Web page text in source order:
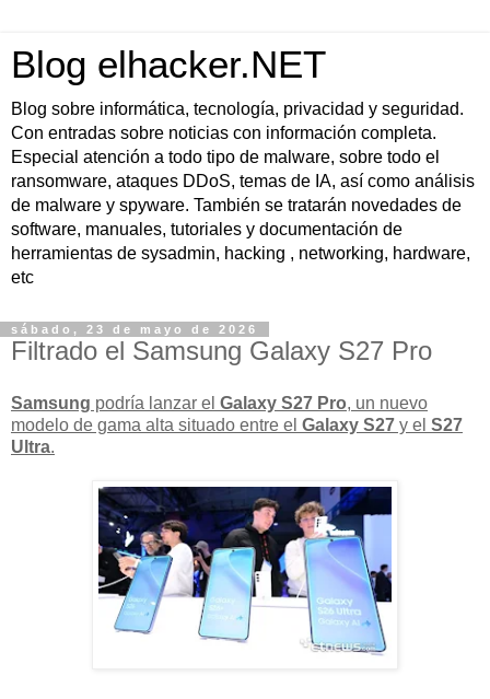
Blog elhacker.NET
Blog sobre informática, tecnología, privacidad y seguridad.
Con entradas sobre noticias con información completa.
Especial atención a todo tipo de malware, sobre todo el
ransomware, ataques DDoS, temas de IA, así como análisis
de malware y spyware. También se tratarán novedades de
software, manuales, tutoriales y documentación de
herramientas de sysadmin, hacking , networking, hardware,
etc
sábado, 23 de mayo de 2026
Filtrado el Samsung Galaxy S27 Pro
Samsung podría lanzar el Galaxy S27 Pro, un nuevo
modelo de gama alta situado entre el Galaxy S27 y el S27
Ultra.